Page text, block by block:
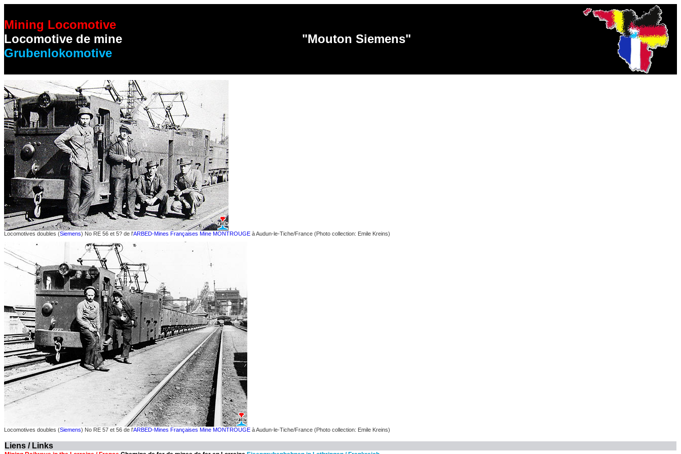
Mining Locomotive
Locomotive de mine
Grubenlokomotive
"Mouton Siemens"
Locomotives doubles (Siemens) No RE 56 et 5? de l'ARBED-Mines Françaises Mine MONTROUGE à Audun-le-Tiche/France (Photo collection: Emile Kreins)
Locomotives doubles (Siemens) No RE 57 et 56 de l'ARBED-Mines Françaises Mine MONTROUGE à Audun-le-Tiche/France (Photo collection: Emile Kreins)
Liens / Links